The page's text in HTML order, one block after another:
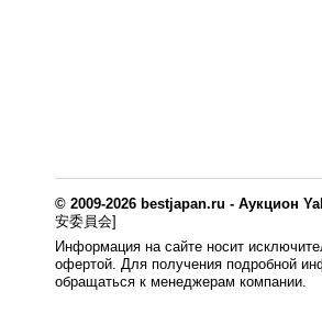
© 2009-2026 bestjapan.ru - Аукцион
安委員会]
Информация на сайте носит
офертой. Для получения подробной
обращаться к менеджерам компании.